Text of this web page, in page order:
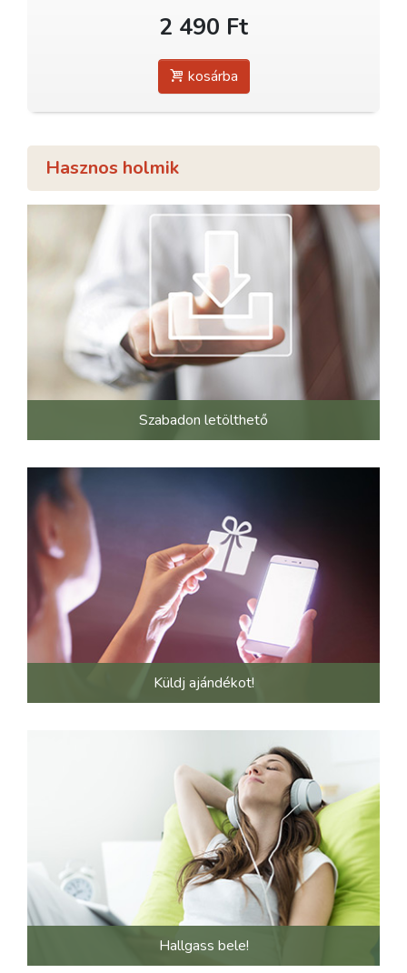
2 490 Ft
kosárba
Hasznos holmik
Szabadon letölthető
Küldj ajándékot!
Hallgass bele!